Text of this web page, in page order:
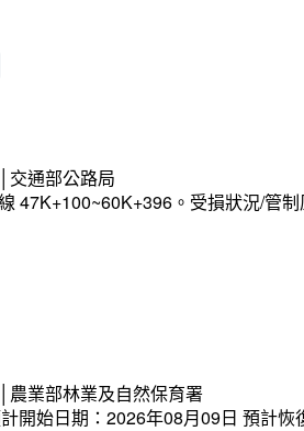
交通部公路局
47K+100~60K+396。受損狀況/管
農業部林業及自然保育署
開始日期：2026年08月09日 預計